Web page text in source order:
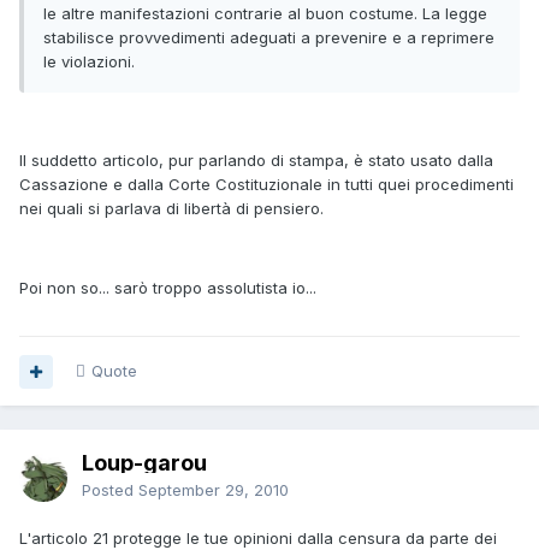
le altre manifestazioni contrarie al buon costume. La legge
stabilisce provvedimenti adeguati a prevenire e a reprimere
le violazioni.
Il suddetto articolo, pur parlando di stampa, è stato usato dalla
Cassazione e dalla Corte Costituzionale in tutti quei procedimenti
nei quali si parlava di libertà di pensiero.
Poi non so... sarò troppo assolutista io...
Quote
Loup-garou
Posted September 29, 2010
L'articolo 21 protegge le tue opinioni dalla censura da parte dei